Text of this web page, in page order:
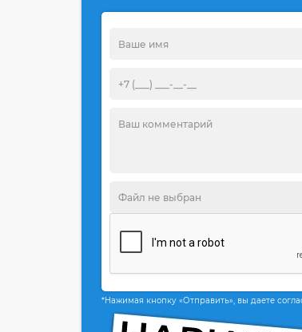
*Нажимая кнопку «Отправить», вы даете